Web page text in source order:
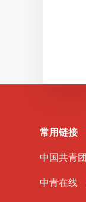
常用链接
中国共青团
中青在线